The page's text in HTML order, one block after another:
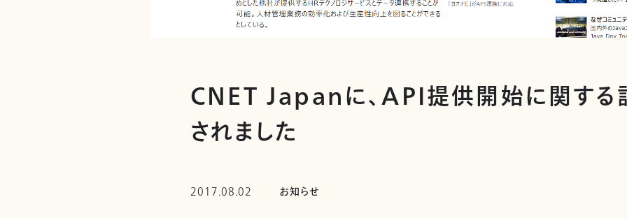
CNET Japanに、API提供開始に関する
されました
2017.08.02 お知らせ